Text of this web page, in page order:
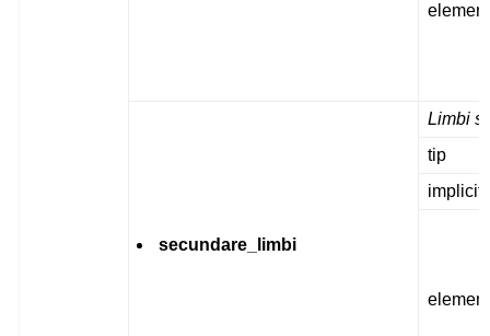
secundare_limbi
Limbi
tip
implicit